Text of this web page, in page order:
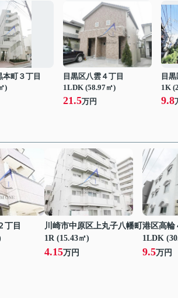
本町３丁目
)
目黒区八雲４丁目
1LDK (58.97㎡)
21.5万円
目
1K
9.8
丁目
川崎市中原区上丸子八幡町
1R (15.43㎡)
4.15万円
港区高輪
1LDK
9.5万円